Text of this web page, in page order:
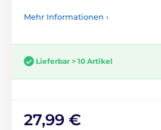
Mehr Informationen ›
Lieferbar > 10 Artikel
27,99 €